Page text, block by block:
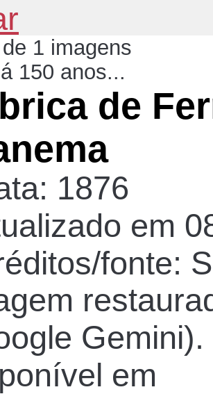
1 imagens
150 anos...
de
1876
em
fonte:
em